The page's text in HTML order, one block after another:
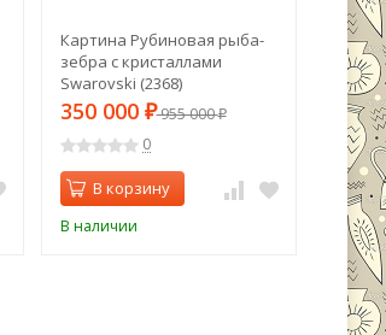
Картина Рубиновая рыба-
зебра с кристаллами
Swarovski (2368)
350 000 ₽955 000₽
0
В корзину
В наличии
(2358)
350
В
В